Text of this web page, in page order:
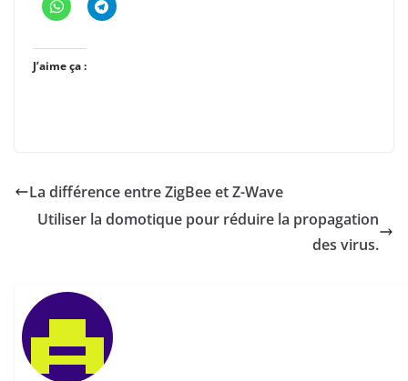
J’aime ça :
La différence entre ZigBee et Z-Wave
Utiliser la domotique pour réduire la propagation
des virus.